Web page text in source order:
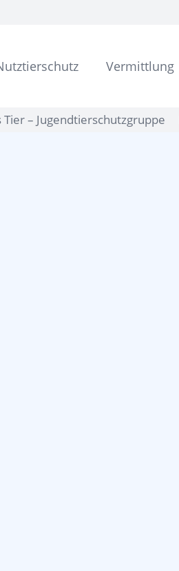
Vermittlung
Tier – Jugendtierschutzgruppe